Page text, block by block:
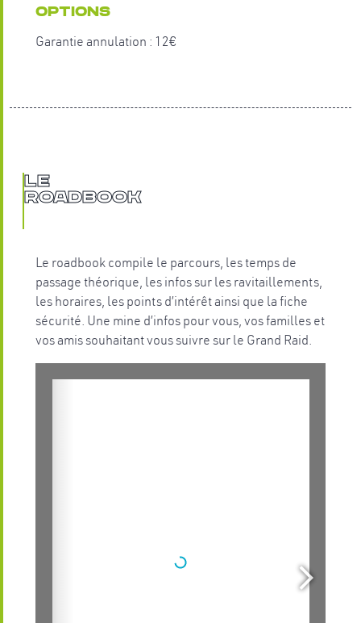
OPTIONS
Garantie annulation : 12€
Le
Roadbook
Le roadbook compile le parcours, les temps de
passage théorique, les infos sur les ravitaillements,
les horaires, les points d’intérêt ainsi que la fiche
sécurité. Une mine d’infos pour vous, vos familles et
vos amis souhaitant vous suivre sur le Grand Raid.